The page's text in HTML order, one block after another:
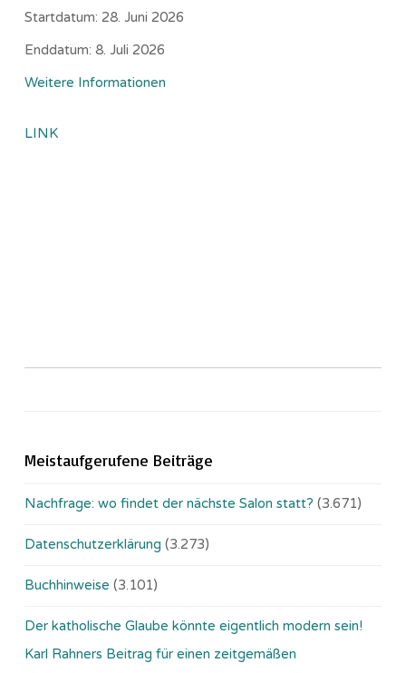
Startdatum: 28. Juni 2026
Enddatum: 8. Juli 2026
Weitere Informationen
LINK
Meistaufgerufene Beiträge
Nachfrage: wo findet der nächste Salon statt? (3.671)
Datenschutzerklärung (3.273)
Buchhinweise (3.101)
Der katholische Glaube könnte eigentlich modern sein!
Karl Rahners Beitrag für einen zeitgemäßen